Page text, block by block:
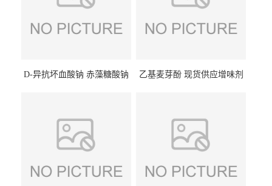
D-异抗坏血酸钠 赤藻糖酸钠
乙基麦芽酚 现货供应增味剂